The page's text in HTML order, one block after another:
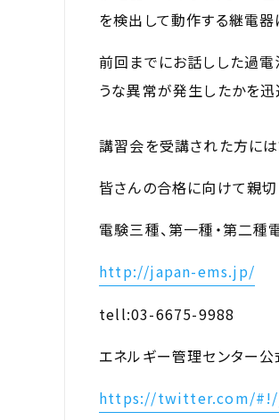
を検出して動作する継電器
前回までにお話しした過
うな異常が発生したかを迅
講習会を受講された方に
皆さんの合格に向けて親切
電験三種、第一種・第二
http://japan-ems.jp/
tell:03-6675-9988
エネルギー管理センター
https://twitter.com/#!/